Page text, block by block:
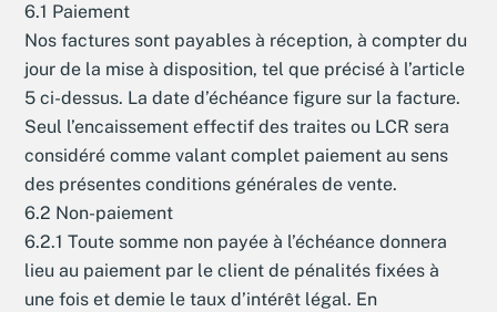
6.1 Paiement
Nos factures sont payables à réception, à compter du
jour de la mise à disposition, tel que précisé à l’article
5 ci-dessus. La date d’échéance figure sur la facture.
Seul l’encaissement effectif des traites ou LCR sera
considéré comme valant complet paiement au sens
des présentes conditions générales de vente.
6.2 Non-paiement
6.2.1 Toute somme non payée à l’échéance donnera
lieu au paiement par le client de pénalités fixées à
une fois et demie le taux d’intérêt légal. En